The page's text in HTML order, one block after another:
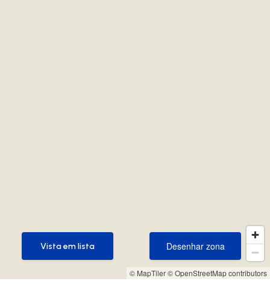
© MapTiler© OpenStreetMap contributors
Desenhar zona
Desenhar zona
Vista em lista
Vista em lista